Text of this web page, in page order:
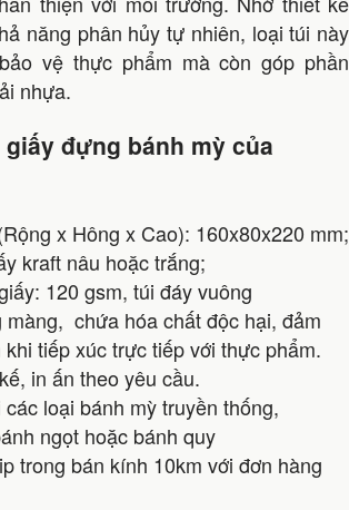
năng phân hủy tự nhiên, loại túi này
vệ thực phẩm mà còn góp phần
nhựa.
đựng bánh mỳ của
x Hông x Cao): 160x80x220 mm;
kraft nâu hoặc trắng;
120 gsm, túi đáy vuông
màng, chứa hóa chất độc hại, đảm
khi tiếp xúc trực tiếp với thực phẩm.
in ấn theo yêu cầu.
loại bánh mỳ truyền thống,
ngọt hoặc bánh quy
trong bán kính 10km với đơn hàng